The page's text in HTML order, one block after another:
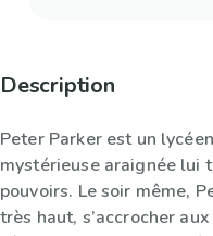
Description
Peter Parker est un
mystérieuse araignée lui
pouvoirs. Le soir même,
très haut, s’accrocher